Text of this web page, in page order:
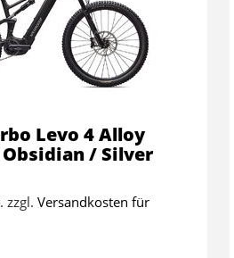
Levo 4 Alloy
/ Silver
zzgl. Versandkosten für